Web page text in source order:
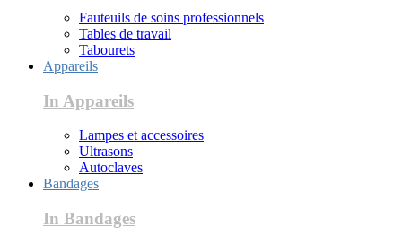
Fauteuils de soins professionnels
Tables de travail
Tabourets
Appareils
In Appareils
Lampes et accessoires
Ultrasons
Autoclaves
Bandages
In Bandages